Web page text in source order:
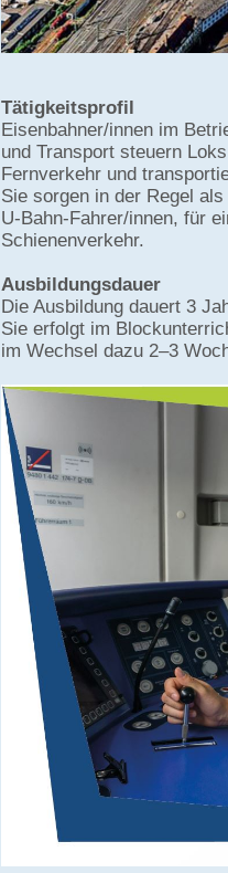
Tätigkeitsprofil
Eisenbahner/innen im
und Transport steuern
Fernverkehr und
Sie sorgen in der Regel
U-Bahn-Fahrer/innen, für
Schienenverkehr.
Ausbildungsdauer
Die Ausbildung dauert 3
Sie erfolgt im
im Wechsel dazu 2–3